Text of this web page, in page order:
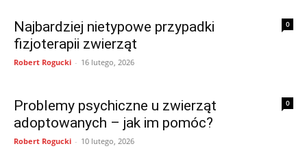
0
Najbardziej nietypowe przypadki
fizjoterapii zwierząt
Robert Rogucki - 16 lutego, 2026
0
Problemy psychiczne u zwierząt
adoptowanych – jak im pomóc?
Robert Rogucki - 10 lutego, 2026